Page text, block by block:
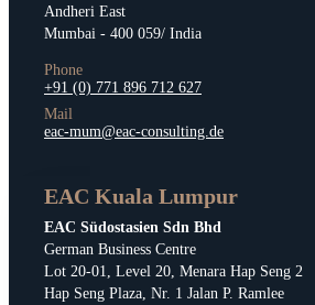
Andheri East
Mumbai - 400 059/ India
Phone
+91 (0) 771 896 712 627
Mail
eac-mum@eac-consulting.de
EAC Kuala Lumpur
EAC Südostasien Sdn Bhd
German Business Centre
Lot 20-01, Level 20, Menara Hap Seng 2
Hap Seng Plaza, Nr. 1 Jalan P. Ramlee